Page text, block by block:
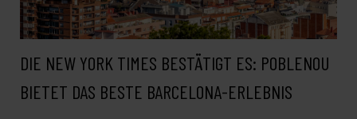
DIE NEW YORK TIMES BESTÄTIGT ES: POBLENOU
BIETET DAS BESTE BARCELONA-ERLEBNIS